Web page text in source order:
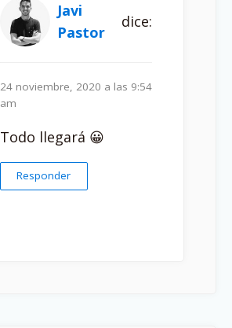
Javi
Pastor
dice:
24 noviembre, 2020 a las 9:54
am
Todo llegará 😀
Responder